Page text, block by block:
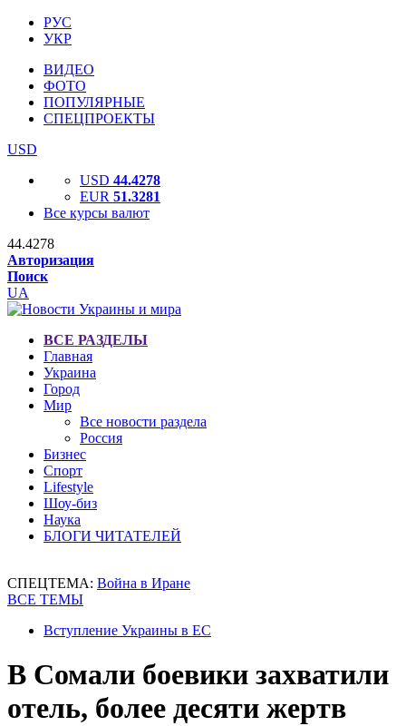
РУС
УКР
ВИДЕО
ФОТО
ПОПУЛЯРНЫЕ
СПЕЦПРОЕКТЫ
USD
USD 44.4278
EUR 51.3281
Все курсы валют
44.4278
Авторизация
Поиск
UA
ВСЕ РАЗДЕЛЫ
Главная
Украина
Город
Мир
Все новости раздела
Россия
Бизнес
Спорт
Lifestyle
Шоу-биз
Наука
БЛОГИ ЧИТАТЕЛЕЙ
СПЕЦТЕМА: Война в Иране
ВСЕ ТЕМЫ
Вступление Украины в ЕС
В Сомали боевики захватили
отель, более десяти жертв